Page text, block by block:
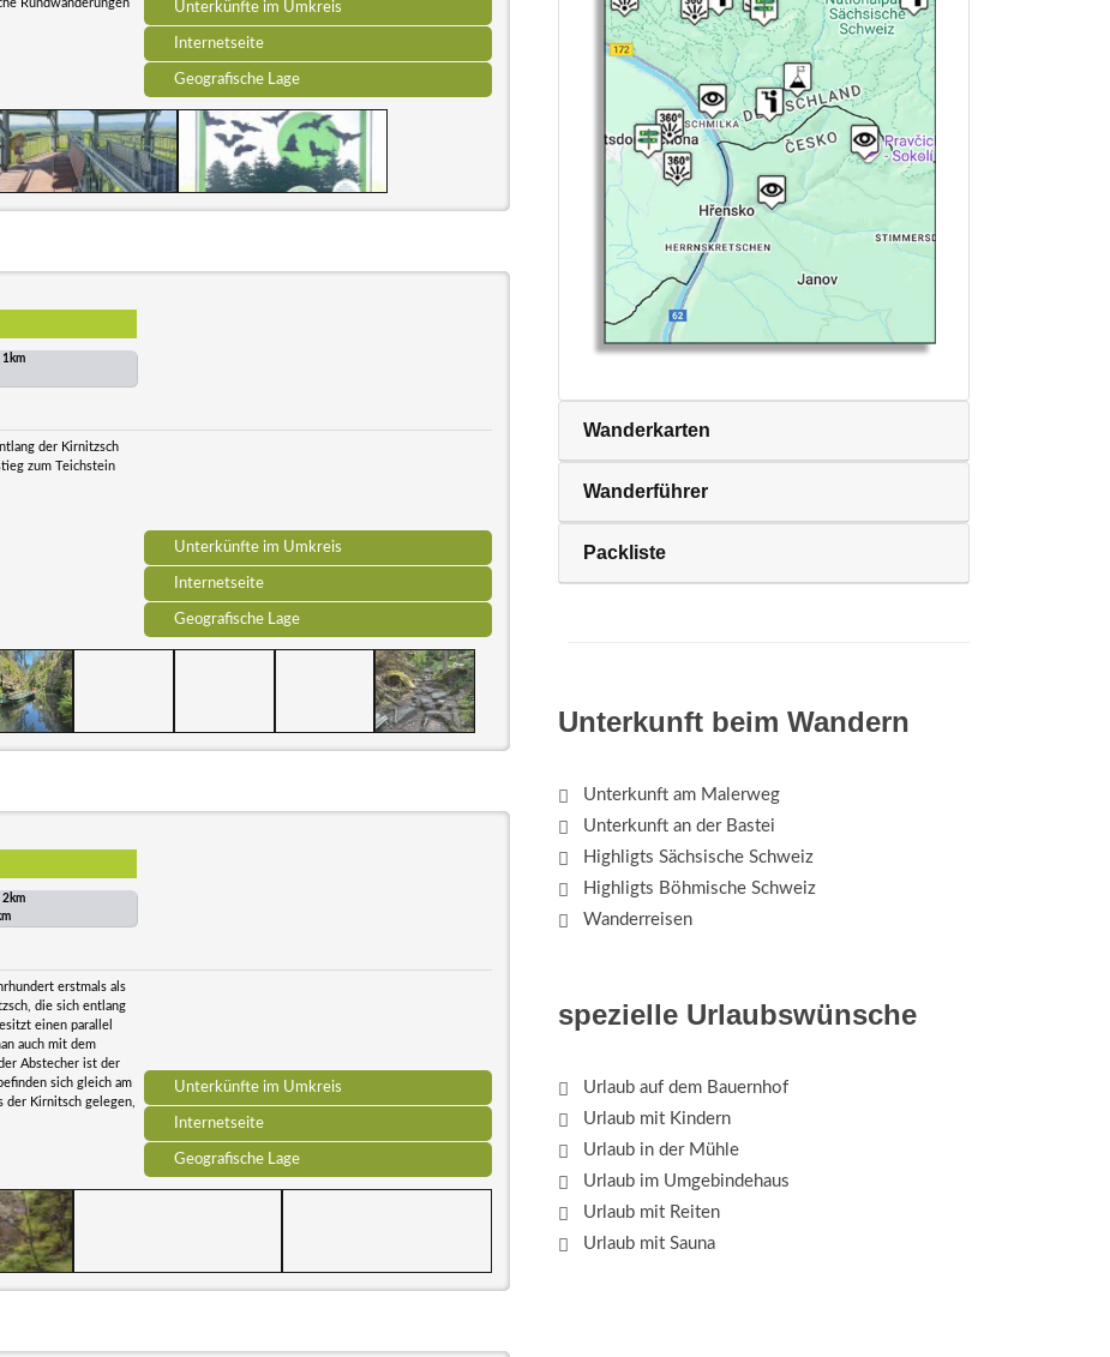
Unterkünfte im Umkreis
Internetseite
Geografische Lage
Rundwanderungen
Unterkünfte im Umkreis
Internetseite
Geografische Lage
1km
der Kirnitzsch
zum Teichstein
Unterkünfte im Umkreis
Internetseite
Geografische Lage
2km
erstmals als
die sich entlang
einen parallel
auch mit dem
Abstecher ist der
sich gleich am
der Kirnitsch gelegen,
Wanderkarten
Wanderführer
Packliste
Unterkunft beim Wandern
Unterkunft am Malerweg
Unterkunft an der Bastei
Highligts Sächsische Schweiz
Highligts Böhmische Schweiz
Wanderreisen
spezielle Urlaubswünsche
Urlaub auf dem Bauernhof
Urlaub mit Kindern
Urlaub in der Mühle
Urlaub im Umgebindehaus
Urlaub mit Reiten
Urlaub mit Sauna